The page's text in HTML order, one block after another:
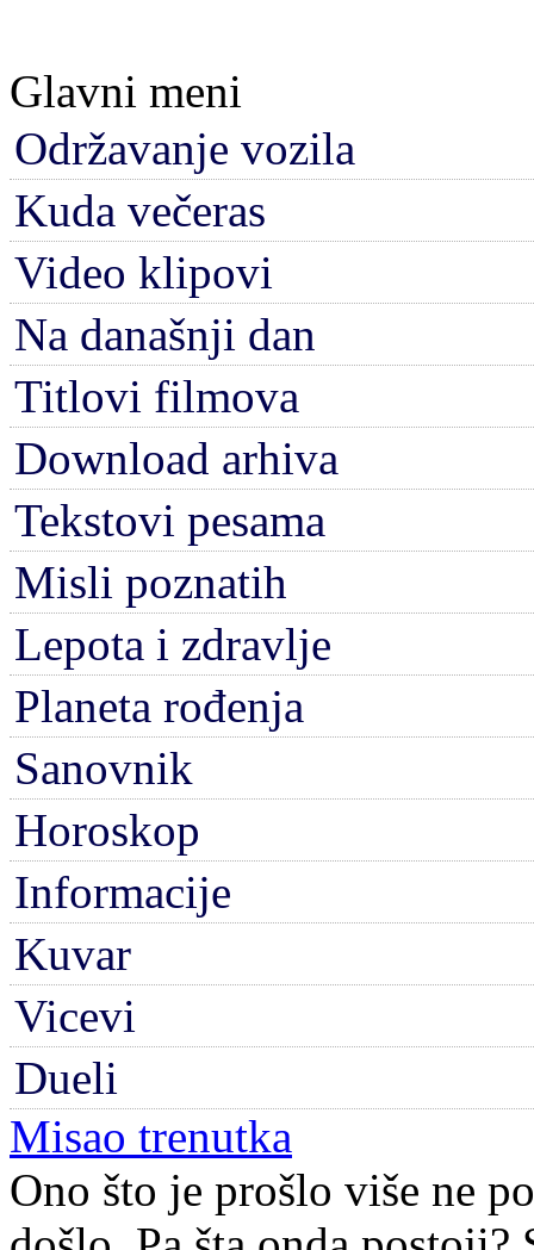
Glavni meni
Održavanje vozila
Kuda večeras
Video klipovi
Na današnji dan
Titlovi filmova
Download arhiva
Tekstovi pesama
Misli poznatih
Lepota i zdravlje
Planeta rođenja
Sanovnik
Horoskop
Informacije
Kuvar
Vicevi
Dueli
Misao trenutka
Ono što je prošlo više ne